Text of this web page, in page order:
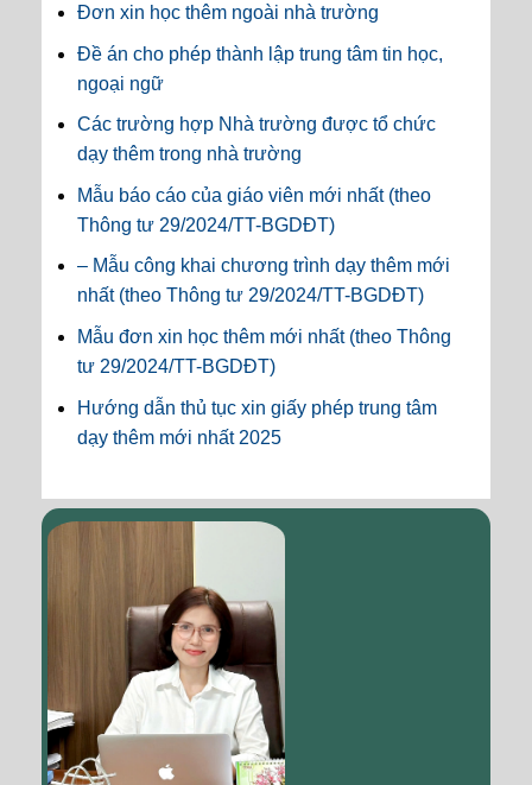
Đơn xin học thêm ngoài nhà trường
Đề án cho phép thành lập trung tâm tin học,
ngoại ngữ
Các trường hợp Nhà trường được tổ chức
dạy thêm trong nhà trường
Mẫu báo cáo của giáo viên mới nhất (theo
Thông tư 29/2024/TT-BGDĐT)
– Mẫu công khai chương trình dạy thêm mới
nhất (theo Thông tư 29/2024/TT-BGDĐT)
Mẫu đơn xin học thêm mới nhất (theo Thông
tư 29/2024/TT-BGDĐT)
Hướng dẫn thủ tục xin giấy phép trung tâm
dạy thêm mới nhất 2025